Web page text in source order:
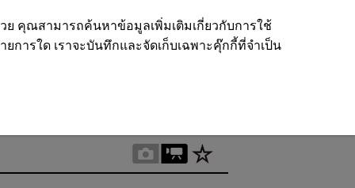
ย คุณสามารถค้นหาข้อมูลเพิ่มเติมเกี่ยวกับการใช้
ยการใด เราจะบันทึกและจัดเก็บเฉพาะคุ๊กกี้ที่จำเป็น